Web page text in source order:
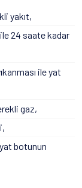
yakıt,
24 saate kadar
ile yat
gaz,
botunun